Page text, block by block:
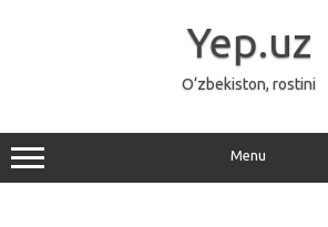
Yep.uz
O‘zbekiston, rostini
Menu